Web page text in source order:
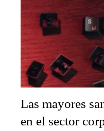
Las mayores
en el sector